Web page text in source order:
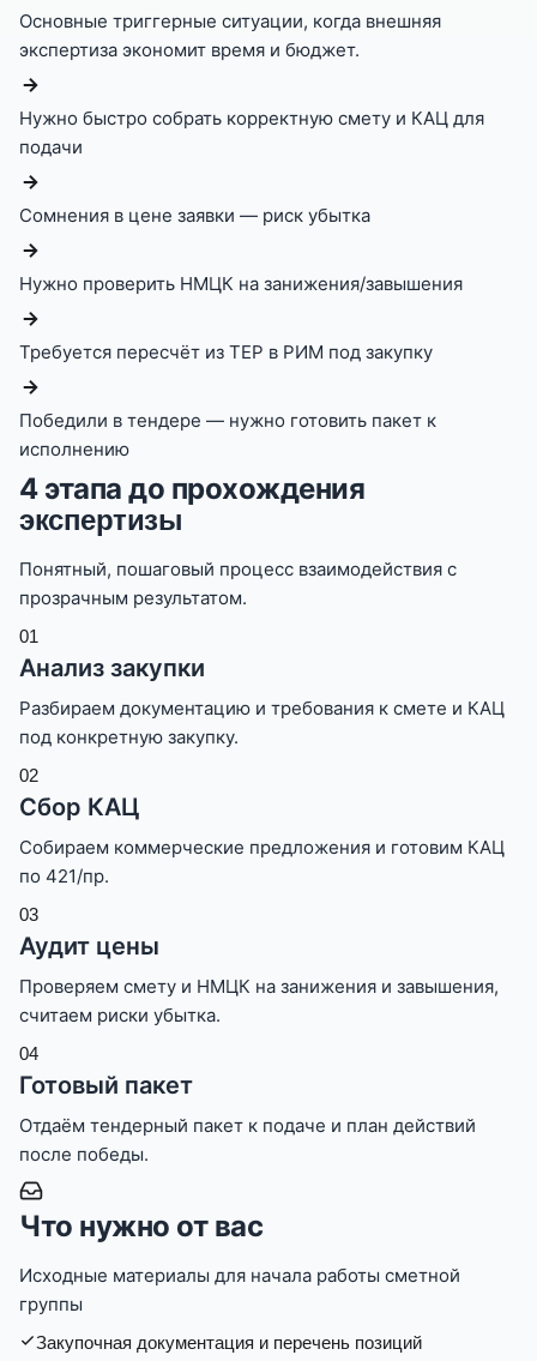
Основные триггерные ситуации, когда внешняя
экспертиза экономит время и бюджет.
Нужно быстро собрать корректную смету и КАЦ для
подачи
Сомнения в цене заявки — риск убытка
Нужно проверить НМЦК на занижения/завышения
Требуется пересчёт из ТЕР в РИМ под закупку
Победили в тендере — нужно готовить пакет к
исполнению
4 этапа до прохождения
экспертизы
Понятный, пошаговый процесс взаимодействия с
прозрачным результатом.
01
Анализ закупки
Разбираем документацию и требования к смете и КАЦ
под конкретную закупку.
02
Сбор КАЦ
Собираем коммерческие предложения и готовим КАЦ
по 421/пр.
03
Аудит цены
Проверяем смету и НМЦК на занижения и завышения,
считаем риски убытка.
04
Готовый пакет
Отдаём тендерный пакет к подаче и план действий
после победы.
Что нужно от вас
Исходные материалы для начала работы сметной
группы
Закупочная документация и перечень позиций